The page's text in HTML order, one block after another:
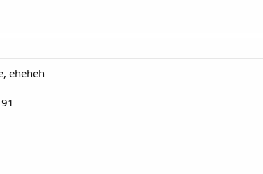
eheheh